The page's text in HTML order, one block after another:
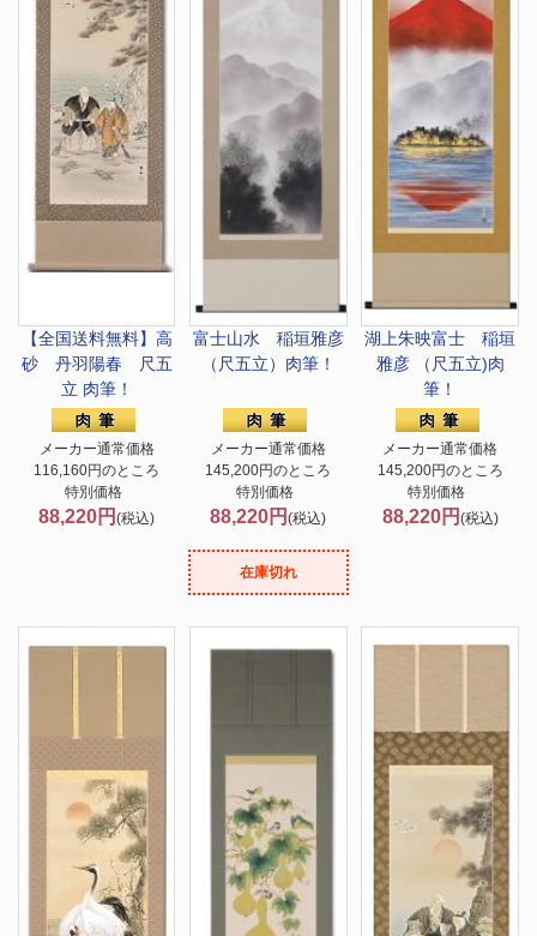
【全国送料無料】 高
砂 丹羽陽春 尺五
立 肉筆！
メーカー通常価格
116,160円のところ
特別価格
88,220円(税込)
富士山水 稲垣雅彦
（尺五立）肉筆！
メーカー通常価格
145,200円のところ
特別価格
88,220円(税込)
在庫切れ
湖上朱映富士 稲垣
雅彦 （尺五立)肉
筆！
メーカー通常価格
145,200円のところ
特別価格
88,220円 (税込)